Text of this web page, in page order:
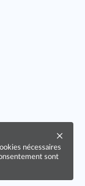
nécessaires
sont